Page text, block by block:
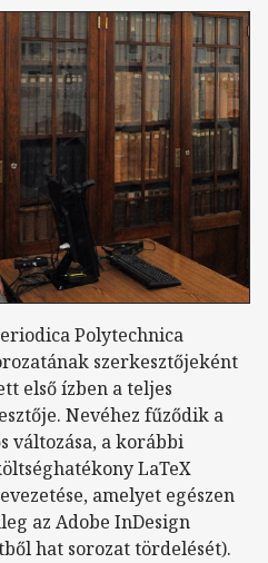
Polytechnica
szerkesztőjeként
első ízben a teljes
Nevéhez fűződik a
változása, a korábbi
LaTeX
amelyet egészen
az Adobe InDesign
hat sorozat tördelését).